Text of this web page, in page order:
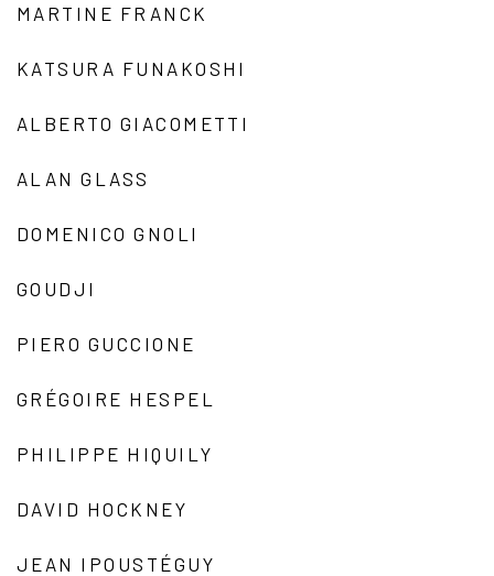
MARTINE FRANCK
KATSURA FUNAKOSHI
ALBERTO GIACOMETTI
ALAN GLASS
DOMENICO GNOLI
GOUDJI
PIERO GUCCIONE
GRÉGOIRE HESPEL
PHILIPPE HIQUILY
DAVID HOCKNEY
JEAN IPOUSTÉGUY